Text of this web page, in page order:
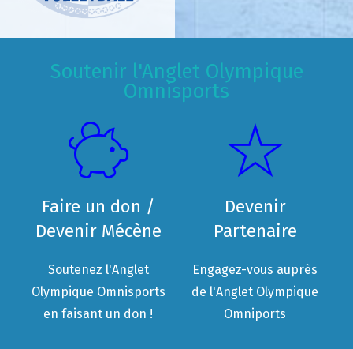
Soutenir l'Anglet Olympique
Omnisports
Faire un don /
Devenir Mécène
Soutenez l'Anglet
Olympique Omnisports
en faisant un don !
Devenir
Partenaire
Engagez-vous auprès
de l'Anglet Olympique
Omniports